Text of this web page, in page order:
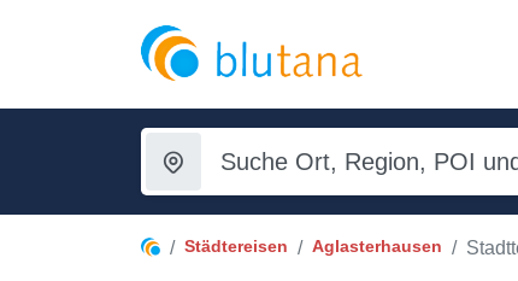
Städtereisen Aglasterhausen